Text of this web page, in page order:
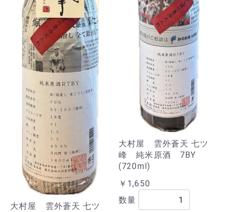
大村屋 雲外蒼天 七ツ
大村屋 雲外蒼天 七ツ
峰 純米原酒 7BY
(720ml)
￥1,650
数量